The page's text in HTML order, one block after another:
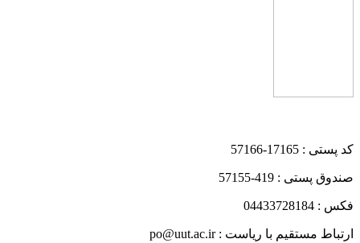
کد پستی : 17165-57166
صندوق پستی : 419-57155
فکس : 04433728184
ارتباط مستقیم با ریاست : po@uut.ac.ir